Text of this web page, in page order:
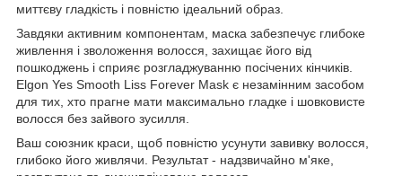
миттєву гладкість і повністю ідеальний образ.
Завдяки активним компонентам, маска забезпечує глибоке
живлення і зволоження волосся, захищає його від
пошкоджень і сприяє розгладжуванню посічених кінчиків.
Elgon Yes Smooth Liss Forever Mask є незамінним засобом
для тих, хто прагне мати максимально гладке і шовковисте
волосся без зайвого зусилля.
Ваш союзник краси, щоб повністю усунути завивку волосся,
глибоко його живлячи. Результат - надзвичайно м'яке,